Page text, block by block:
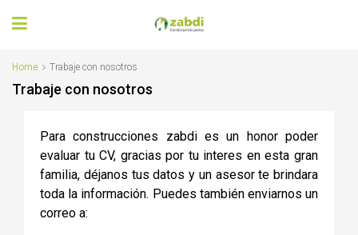
Home Trabaje con nosotros
Trabaje con nosotros
Para construcciones zabdi es un honor poder
evaluar tu CV, gracias por tu interes en esta gran
familia, déjanos tus datos y un asesor te brindara
toda la información. Puedes también enviarnos un
correo a: